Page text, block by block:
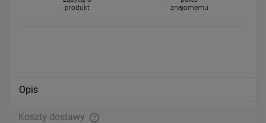
produkt
znajomemu
Opis
Koszty dostawy